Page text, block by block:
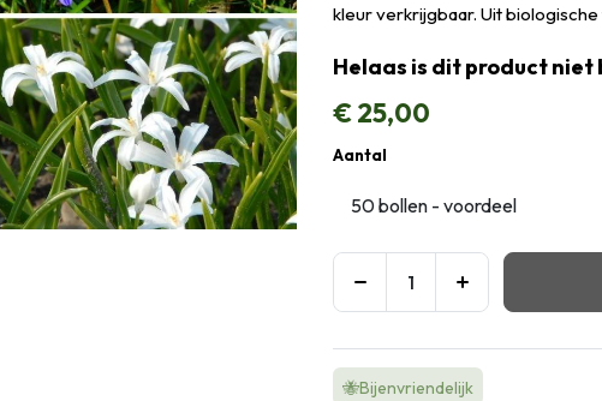
kleur verkrijgbaar. Uit biologische
Helaas is dit product niet
€25,00
Aantal
🐝Bijenvriendelijk